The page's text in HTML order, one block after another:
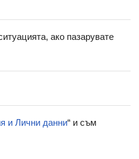
ако пазарувате
и Лични данни“ и съм